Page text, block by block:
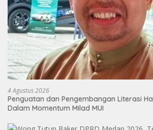
4 Agustus 2026
Penguatan dan Pengembangan Literasi
Dalam Momentum Milad MUI